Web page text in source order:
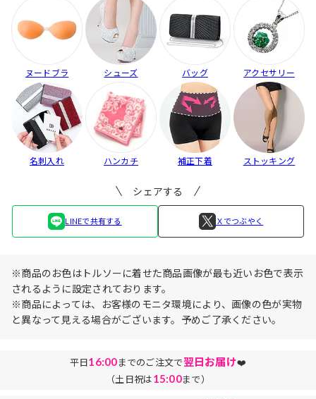
ヌードブラ シューズ バッグ アクセサリー
名刺入れ ハンカチ 補正下着 ストッキング
シェアする
LINEで共有する Ｘでつぶやく
※商品のお色はトルソーに着せた商品画像が最も近いお色で表示
されるように設定されております。
※商品によっては、お客様のモニタ環境により、画像の色が実物
と異なって見える場合がございます。予めご了承ください。
平日16:00までのご注文で翌日お届け❤️
（土日祝は15:00まで）